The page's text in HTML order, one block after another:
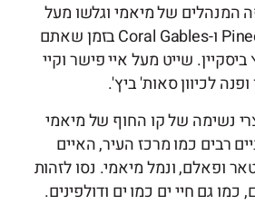
המנהלים של מיאמי וגלשו מעל
שכונות כמו Pinecrest ו-Coral Gables בזמן שאתם
שייט מעל איי פישר וקיי
ופנה לכיוון סאות' ביץ'.
נשימה של קו החוף של מיאמי
רבים כמו מרכז העיר, האיים
ופאלם, ונמל מיאמי. נסו לזהות
כמו גם חיי ים כמו ים ודולפינים.